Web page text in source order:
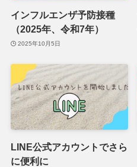
インフルエンザ予防接種
（2025年、令和7年）
2025年10月5日
LINE公式アカウントでさら
に便利に